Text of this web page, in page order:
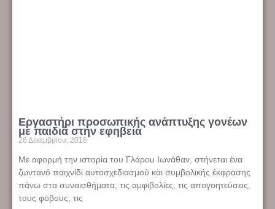
Εργαστήρι προσωπικής ανάπτυξης γονέων
με παιδιά στην εφηβεία
26 Δεκεμβρίου, 2016
Με αφορμή την ιστορία του Γλάρου Ιωνάθαν, στήνεται ένα
ζωντανό παιχνίδι αυτοσχεδιασμού και συμβολικής έκφρασης
πάνω στα συναισθήματα, τις αμφιβολίες, τις απογοητεύσεις,
τους φόβους, τις